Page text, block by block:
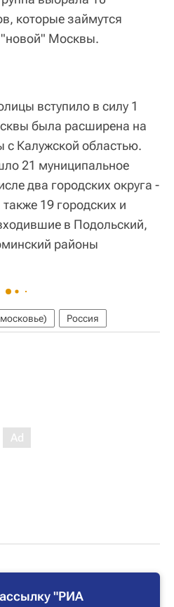
которые займутся
"новой" Москвы.
вступило в силу 1
была расширена на
с Калужской областью.
21 муниципальное
два городских округа -
19 городских и
в Подольский,
районы
Россия
"РИА